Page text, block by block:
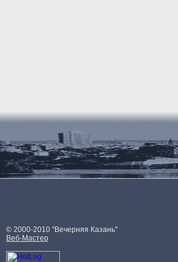
© 2000-2010 "Вечерняя Казань"
Веб-Мастер